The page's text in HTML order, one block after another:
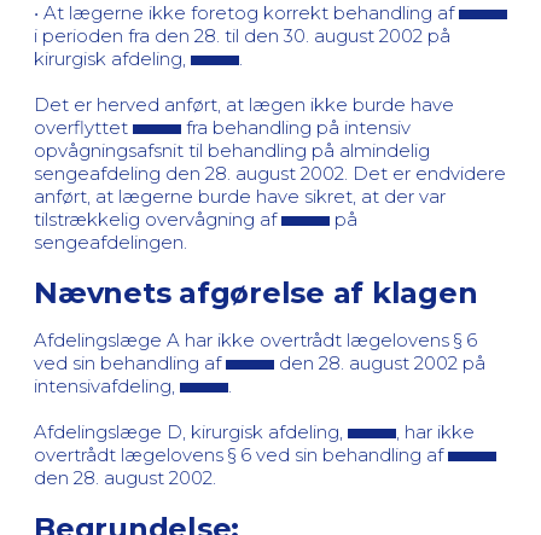
• At lægerne ikke foretog korrekt behandling af
i perioden fra den 28. til den 30. august 2002 på
kirurgisk afdeling,
Det er herved anført, at lægen ikke burde have
overflyttet
fra behandling på intensiv
opvågningsafsnit til behandling på almindelig
sengeafdeling den 28. august 2002. Det er endvidere
anført, at lægerne burde have sikret, at der var
tilstrækkelig overvågning af
på
sengeafdelingen.
Nævnets afgørelse af klagen
Afdelingslæge A har ikke overtrådt lægelovens § 6
ved sin behandling af
den 28. august 2002 på
intensivafdeling,
Afdelingslæge D, kirurgisk afdeling,
, har ikke
overtrådt lægelovens § 6 ved sin behandling af
den 28. august 2002.
Begrundelse: